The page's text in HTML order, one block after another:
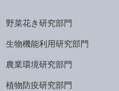
野菜花き研究部門
生物機能利用研究部門
農業環境研究部門
植物防疫研究部門